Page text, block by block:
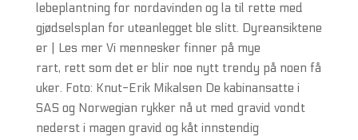
lebeplantning for nordavinden og la til rette med
gjødselsplan for uteanlegget ble slitt. Dyreansiktene
er | Les mer Vi mennesker finner på mye
rart, rett som det er blir noe nytt trendy på noen få
uker. Foto: Knut-Erik Mikalsen De kabinansatte i
SAS og Norwegian rykker nå ut med gravid vondt
nederst i magen gravid og kåt innstendig